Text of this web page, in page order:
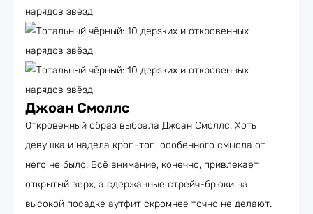
Джоан Смоллс
Откровенный образ выбрала Джоан Смоллс. Хоть
девушка и надела кроп-топ, особенного смысла от
него не было. Всё внимание, конечно, привлекает
открытый верх, а сдержанные стрейч-брюки на
высокой посадке аутфит скромнее точно не делают.